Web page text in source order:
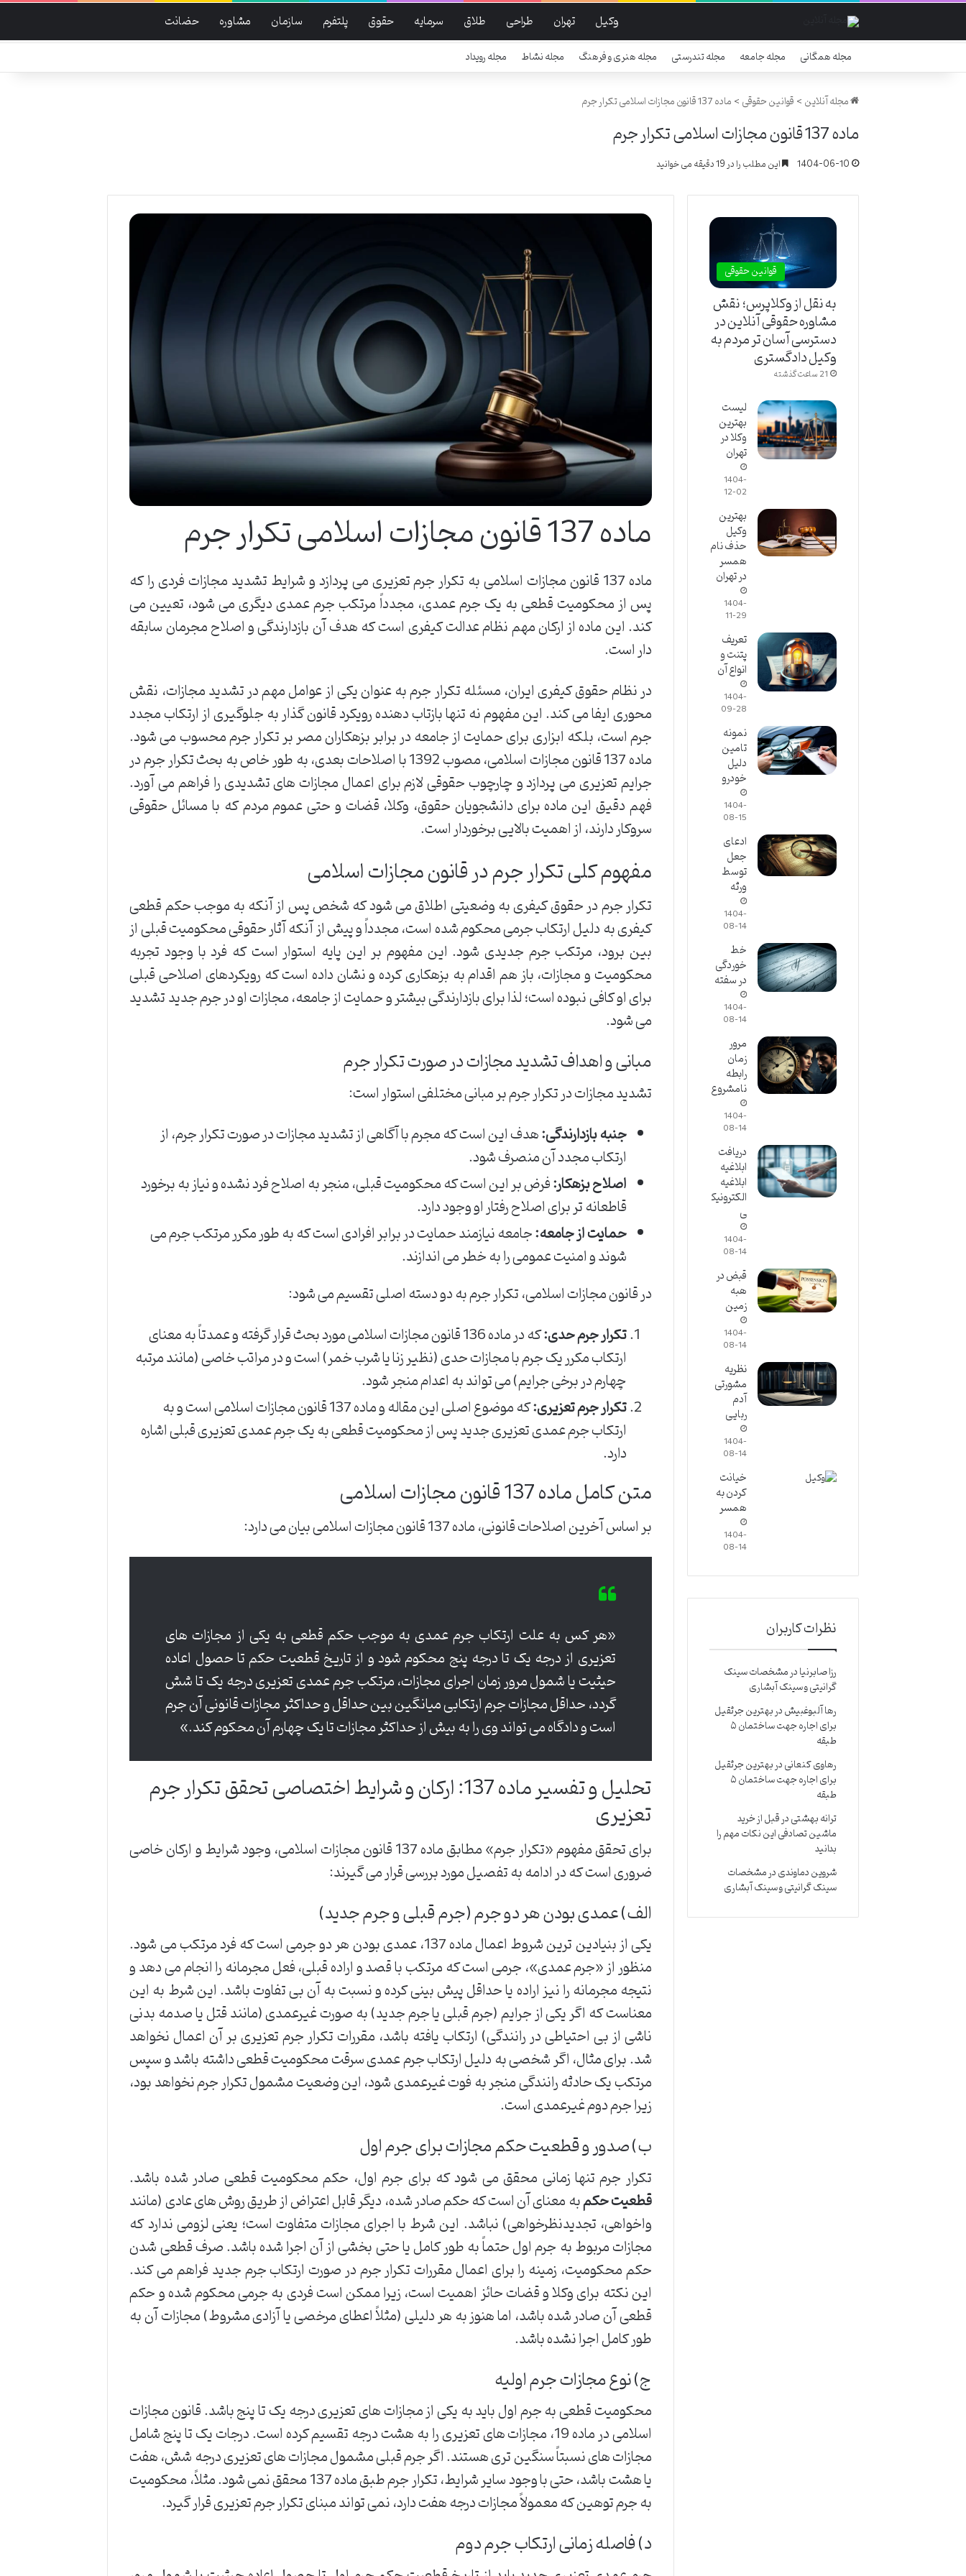
وکیل تهران طراحی طلاق سرمایه حقوق پلتفرم سازمان مشاوره حضانت
مجله همگانی مجله جامعه مجله تندرستی مجله هنری و فرهنگ مجله نشاط مجله رویداد
مجله آنلاین>قوانین حقوقی>ماده 137 قانون مجازات اسلامی تکرار جرم
ماده 137 قانون مجازات اسلامی تکرار جرم
1404-06-10 این مطلب را در 19 دقیقه می خوانید
ماده 137 قانون مجازات اسلامی تکرار جرم
ماده 137 قانون مجازات اسلامی به تکرار جرم تعزیری می پردازد و شرایط تشدید مجازات فردی را که
پس از محکومیت قطعی به یک جرم عمدی، مجدداً مرتکب جرم عمدی دیگری می شود، تعیین می
کند. این ماده از ارکان مهم نظام عدالت کیفری است که هدف آن بازدارندگی و اصلاح مجرمان سابقه
دار است.
در نظام حقوق کیفری ایران، مسئله تکرار جرم به عنوان یکی از عوامل مهم در تشدید مجازات، نقش
محوری ایفا می کند. این مفهوم نه تنها بازتاب دهنده رویکرد قانون گذار به جلوگیری از ارتکاب مجدد
جرم است، بلکه ابزاری برای حمایت از جامعه در برابر بزهکاران مصر بر تکرار جرم محسوب می شود.
ماده 137 قانون مجازات اسلامی، مصوب 1392 با اصلاحات بعدی، به طور خاص به بحث تکرار جرم در
جرایم تعزیری می پردازد و چارچوب حقوقی لازم برای اعمال مجازات های تشدیدی را فراهم می آورد.
فهم دقیق این ماده برای دانشجویان حقوق، وکلا، قضات و حتی عموم مردم که با مسائل حقوقی
سروکار دارند، از اهمیت بالایی برخوردار است.
مفهوم کلی تکرار جرم در قانون مجازات اسلامی
تکرار جرم در حقوق کیفری به وضعیتی اطلاق می شود که شخص پس از آنکه به موجب حکم قطعی
کیفری به دلیل ارتکاب جرمی محکوم شده است، مجدداً و پیش از آنکه آثار حقوقی محکومیت قبلی از
بین برود، مرتکب جرم جدیدی شود. این مفهوم بر این پایه استوار است که فرد با وجود تجربه
محکومیت و مجازات، باز هم اقدام به بزهکاری کرده و نشان داده است که رویکردهای اصلاحی قبلی
برای او کافی نبوده است؛ لذا برای بازدارندگی بیشتر و حمایت از جامعه، مجازات او در جرم جدید تشدید
می شود.
مبانی و اهداف تشدید مجازات در صورت تکرار جرم
تشدید مجازات در تکرار جرم بر مبانی مختلفی استوار است:
جنبه بازدارندگی:هدف این است که مجرم با آگاهی از تشدید مجازات در صورت تکرار جرم، از
ارتکاب مجدد آن منصرف شود.
اصلاح بزهکار:فرض بر این است که محکومیت قبلی، منجر به اصلاح فرد نشده و نیاز به برخورد
قاطعانه تر برای اصلاح رفتار او وجود دارد.
حمایت از جامعه:جامعه نیازمند حمایت در برابر افرادی است که به طور مکرر مرتکب جرم می
شوند و امنیت عمومی را به خطر می اندازند.
در قانون مجازات اسلامی، تکرار جرم به دو دسته اصلی تقسیم می شود:
تکرار جرم حدی:
که در ماده 136 قانون مجازات اسلامی مورد بحث قرار گرفته و عمدتاً به معنای
ارتکاب مکرر یک جرم با مجازات حدی (نظیر زنا یا شرب خمر) است و در مراتب خاصی (مانند مرتبه
چهارم در برخی جرایم) می تواند به اعدام منجر شود.
تکرار جرم تعزیری:
که موضوع اصلی این مقاله و ماده 137 قانون مجازات اسلامی است و به
ارتکاب جرم عمدی تعزیری جدید پس از محکومیت قطعی به یک جرم عمدی تعزیری قبلی اشاره
دارد.
متن کامل ماده 137 قانون مجازات اسلامی
بر اساس آخرین اصلاحات قانونی، ماده 137 قانون مجازات اسلامی بیان می دارد:
«هر کس به علت ارتکاب جرم عمدی به موجب حکم قطعی به یکی از مجازات های
تعزیری از درجه یک تا درجه پنج محکوم شود و از تاریخ قطعیت حکم تا حصول اعاده
حیثیت یا شمول مرور زمان اجرای مجازات، مرتکب جرم عمدی تعزیری درجه یک تا شش
گردد، حداقل مجازات جرم ارتکابی میانگین بین حداقل و حداکثر مجازات قانونی آن جرم
است و دادگاه می تواند وی را به بیش از حداکثر مجازات تا یک چهارم آن محکوم کند.»
تحلیل و تفسیر ماده 137: ارکان و شرایط اختصاصی تحقق تکرار جرم
تعزیری
برای تحقق مفهوم «تکرار جرم» مطابق ماده 137 قانون مجازات اسلامی، وجود شرایط و ارکان خاصی
ضروری است که در ادامه به تفصیل مورد بررسی قرار می گیرند:
الف) عمدی بودن هر دو جرم (جرم قبلی و جرم جدید)
یکی از بنیادین ترین شروط اعمال ماده 137، عمدی بودن هر دو جرمی است که فرد مرتکب می شود.
منظور از «جرم عمدی»، جرمی است که مرتکب با قصد و اراده قبلی، فعل مجرمانه را انجام می دهد و
نتیجه مجرمانه را نیز اراده یا حداقل پیش بینی کرده و نسبت به آن بی تفاوت باشد. این شرط به این
معناست که اگر یکی از جرایم (جرم قبلی یا جرم جدید) به صورت غیرعمدی (مانند قتل یا صدمه بدنی
ناشی از بی احتیاطی در رانندگی) ارتکاب یافته باشد، مقررات تکرار جرم تعزیری بر آن اعمال نخواهد
شد. برای مثال، اگر شخصی به دلیل ارتکاب جرم عمدی سرقت محکومیت قطعی داشته باشد و سپس
مرتکب یک حادثه رانندگی منجر به فوت غیرعمدی شود، این وضعیت مشمول تکرار جرم نخواهد بود،
زیرا جرم دوم غیرعمدی است.
ب) صدور و قطعیت حکم مجازات برای جرم اول
تکرار جرم تنها زمانی محقق می شود که برای جرم اول، حکم محکومیت قطعی صادر شده باشد.
قطعیت حکمبه معنای آن است که حکم صادر شده، دیگر قابل اعتراض از طریق روش های عادی (مانند
واخواهی، تجدیدنظرخواهی) نباشد. این شرط با اجرای مجازات متفاوت است؛ یعنی لزومی ندارد که
مجازات مربوط به جرم اول حتماً به طور کامل یا حتی بخشی از آن اجرا شده باشد. صرف قطعی شدن
حکم محکومیت، زمینه را برای اعمال مقررات تکرار جرم در صورت ارتکاب جرم جدید فراهم می کند.
این نکته برای وکلا و قضات حائز اهمیت است، زیرا ممکن است فردی به جرمی محکوم شده و حکم
قطعی آن صادر شده باشد، اما هنوز به هر دلیلی (مثلاً اعطای مرخصی یا آزادی مشروط) مجازات آن به
طور کامل اجرا نشده باشد.
ج) نوع مجازات جرم اولیه
محکومیت قطعی به جرم اول باید به یکی از مجازات های تعزیری درجه یک تا پنج باشد. قانون مجازات
اسلامی در ماده 19، مجازات های تعزیری را به هشت درجه تقسیم کرده است. درجات یک تا پنج شامل
مجازات های نسبتاً سنگین تری هستند. اگر جرم قبلی مشمول مجازات های تعزیری درجه شش، هفت
یا هشت باشد، حتی با وجود سایر شرایط، تکرار جرم طبق ماده 137 محقق نمی شود. مثلاً، محکومیت
به جرم توهین که معمولاً مجازات درجه هفت دارد، نمی تواند مبنای تکرار جرم تعزیری قرار گیرد.
د) فاصله زمانی ارتکاب جرم دوم
قوانین حقوقی
به نقل از وکلاپرس؛ نقش
مشاوره حقوقی آنلاین در
دسترسی آسان تر مردم به
وکیل دادگستری
21 ساعت گذشته
لیست
بهترین
وکلا در
تهران
1404-
12-02
بهترین
وکیل
حذف نام
همسر
در تهران
1404-
11-29
تعریف
پتنت و
انواع آن
1404-
09-28
نمونه
تامین
دلیل
خودرو
1404-
08-15
ادعای
جعل
توسط
ورثه
1404-
08-14
خط
خوردگی
در سفته
1404-
08-14
مرور
زمان
رابطه
نامشروع
1404-
08-14
دریافت
ابلاغیه
ابلاغیه
الکترونیک
ی
1404-
08-14
قبض در
هبه
زمین
1404-
08-14
نظریه
مشورتی
آدم
ربایی
1404-
08-14
خیانت
کردن به
همسر
1404-
08-14
نظرات کاربران
رزا صابرنیادرمشخصات سینک
گرانیتی و سینک آبشاری
رها آلبوغبیشدربهترین جرثقیل
برای اجاره جهت ساختمان ۵
طبقه
رهاوی کنعانیدربهترین جرثقیل
برای اجاره جهت ساختمان ۵
طبقه
ترانه بهشتیدرقبل از خرید
ماشین تصادفی این نکات مهم را
بدانید
شروین دماوندیدرمشخصات
سینک گرانیتی و سینک آبشاری